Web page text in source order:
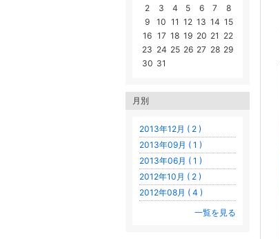
2
3 4 5 6 7
8
9
10 11 12 13 14 15
16 17 18 19 20 21 22
23 24 25 26 27 28 29
30 31
月別
2013年12月 ( 2 )
2013年09月 ( 1 )
2013年06月 ( 1 )
2012年10月 ( 2 )
2012年08月 ( 4 )
一覧を見る